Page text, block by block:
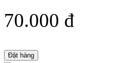
70.000 đ
Đặt hàng